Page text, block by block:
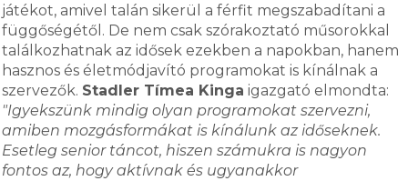
játékot, amivel talán sikerül a férfit megszabadítani a
függőségétől. De nem csak szórakoztató műsorokkal
találkozhatnak az idősek ezekben a napokban, hanem
hasznos és életmódjavító programokat is kínálnak a
szervezők. Stadler Tímea Kinga igazgató elmondta:
"Igyekszünk mindig olyan programokat szervezni,
amiben mozgásformákat is kínálunk az időseknek.
Esetleg senior táncot, hiszen számukra is nagyon
fontos az, hogy aktívnak és ugyanakkor